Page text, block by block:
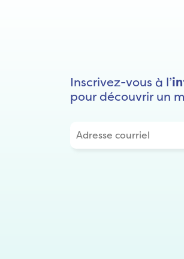
Inscrivez-vous à l’
pour découvrir un